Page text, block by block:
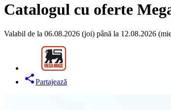
Catalogul cu oferte
Valabil de la 06.08.2026 (joi) până la 12.08.2026
Partajează